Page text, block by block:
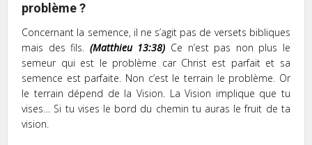
problème ?
Concernant la semence, il ne s’agit pas de versets bibliques
mais des fils. (Matthieu 13:38) Ce n’est pas non plus le
semeur qui est le problème car Christ est parfait et sa
semence est parfaite. Non c’est le terrain le problème. Or
le terrain dépend de la Vision. La Vision implique que tu
vises… Si tu vises le bord du chemin tu auras le fruit de ta
vision.